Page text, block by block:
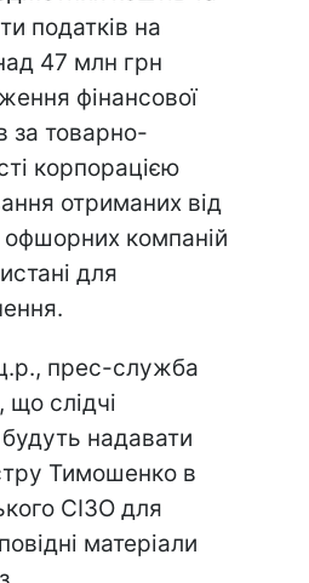
податків на
47 млн ​​грн
фінансової
за товарно-
корпорацією
отриманих від
офшорних компаній
для
прес-служба
слідчі
будуть надавати
Тимошенко в
СІЗО для
матеріали